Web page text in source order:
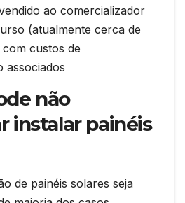
ao comercializador
(atualmente cerca de
custos de
associados
não
instalar painéis
de painéis solares seja